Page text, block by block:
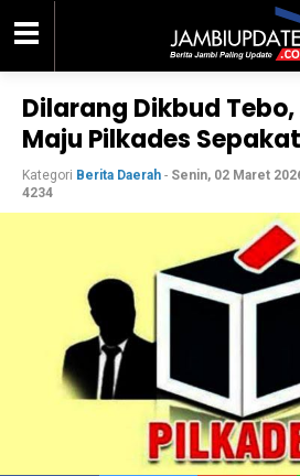
Dilarang Dikbud Tebo,
Maju Pilkades
Kategori Berita Daerah - Senin, 02 Maret
4234